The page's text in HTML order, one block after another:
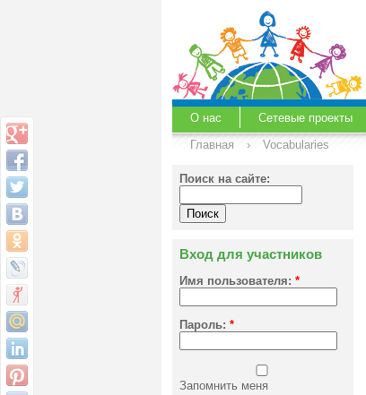
О нас Сетевые проекты
Главная
› Vocabularies
Поиск на сайте:
Вход для участников
Имя пользователя: *
Пароль: *
Запомнить меня